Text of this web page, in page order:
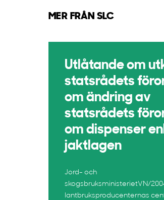
MER FRÅN SLC
Utlåtande om
statsrådets
om ändring av
statsrådets
om dispenser
jaktlagen
Jord- och
skogsbruksministerietVN/
lantbruksproducenternas